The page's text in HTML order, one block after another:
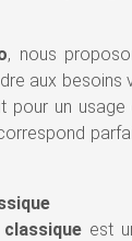
, nous
aux besoins
pour un
est